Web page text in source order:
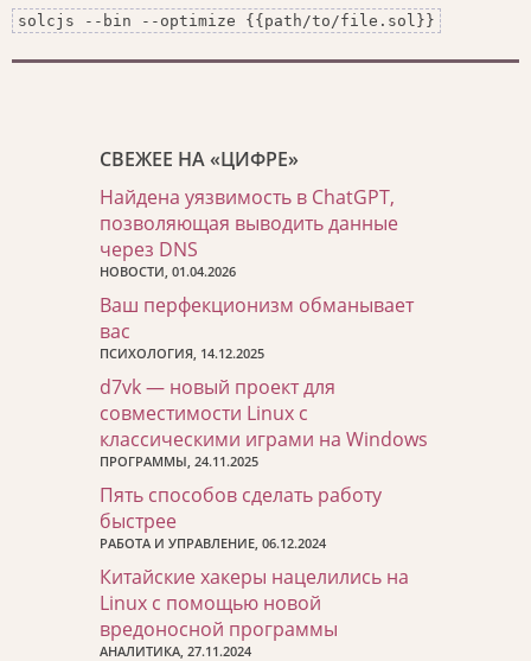
solcjs --bin --optimize {{path/to/file.sol}}
СВЕЖЕЕ НА «ЦИФРЕ»
Найдена уязвимость в ChatGPT,
позволяющая выводить данные
через DNS
НОВОСТИ, 01.04.2026
Ваш перфекционизм обманывает
вас
ПСИХОЛОГИЯ, 14.12.2025
d7vk — новый проект для
совместимости Linux с
классическими играми на Windows
ПРОГРАММЫ, 24.11.2025
Пять способов сделать работу
быстрее
РАБОТА И УПРАВЛЕНИЕ, 06.12.2024
Китайские хакеры нацелились на
Linux с помощью новой
вредоносной программы
АНАЛИТИКА, 27.11.2024